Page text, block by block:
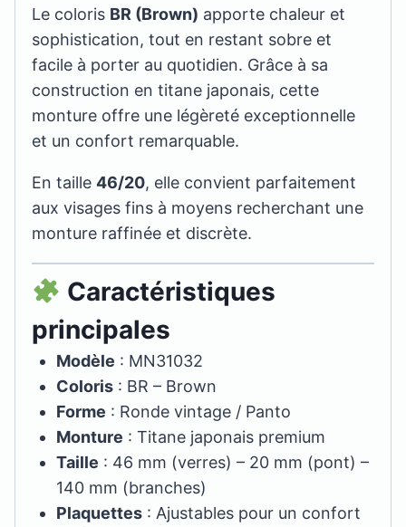
Le coloris BR (Brown) apporte chaleur et
sophistication, tout en restant sobre et
facile à porter au quotidien. Grâce à sa
construction en titane japonais, cette
monture offre une légèreté exceptionnelle
et un confort remarquable.
En taille46/20, elle convient parfaitement
aux visages fins à moyens recherchant une
monture raffinée et discrète.
Caractéristiques
principales
Modèle : MN31032
Coloris : BR – Brown
Forme : Ronde vintage / Panto
Monture : Titane japonais premium
Taille : 46 mm (verres) – 20 mm (pont) –
140 mm (branches)
Plaquettes : Ajustables pour un confort